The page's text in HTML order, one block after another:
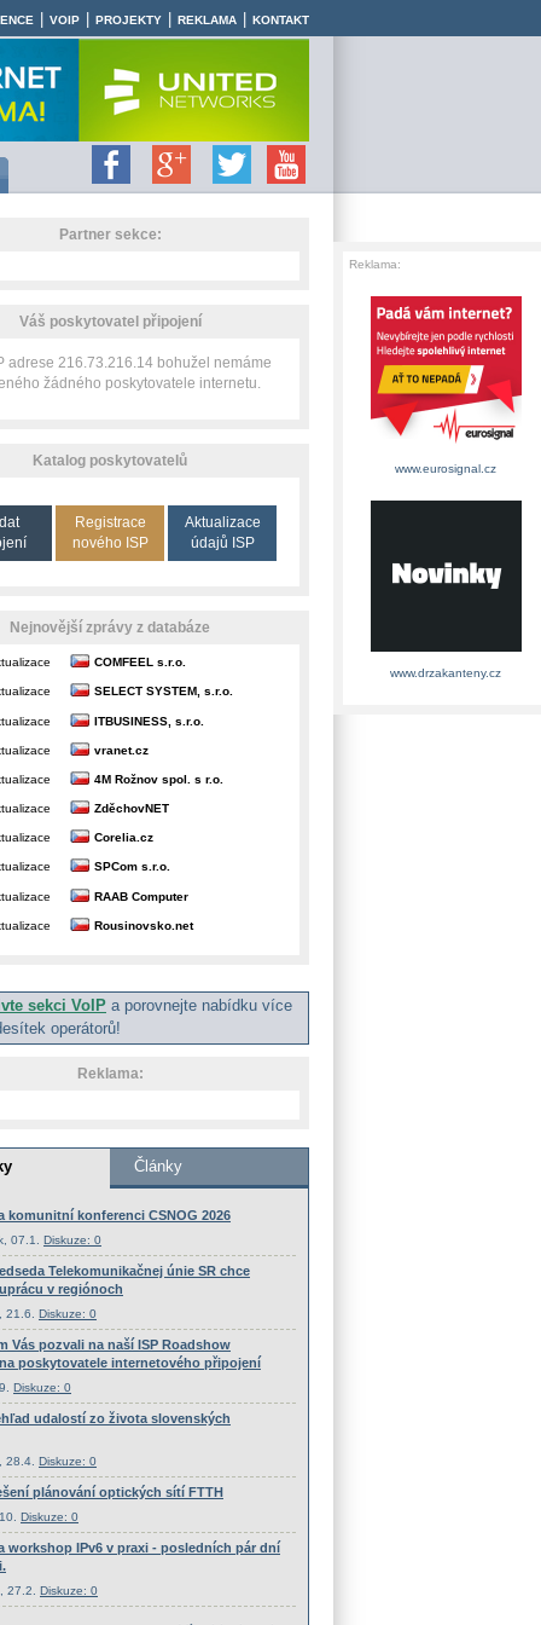
VOIP PROJEKTY REKLAMA KONTAKT
Partner sekce:
Váš poskytovatel připojení
adrese 216.73.216.14 bohužel nemáme
žádného poskytovatele internetu.
Katalog poskytovatelů
Registrace
nového ISP
Aktualizace
údajů ISP
Nejnovější zprávy z databáze
COMFEEL s.r.o.
SELECT SYSTEM, s.r.o.
ITBUSINESS, s.r.o.
vranet.cz
4M Rožnov spol. s r.o.
ZděchovNET
Corelia.cz
SPCom s.r.o.
RAAB Computer
Rousinovsko.net
sekci VoIP a porovnejte nabídku více
operátorů!
Reklama:
Reklama:
www.eurosignal.cz
www.drzakanteny.cz